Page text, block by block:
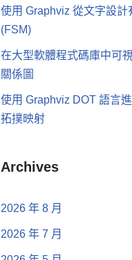
使用 Graphviz 從文字設計
(FSM)
在大型軟體程式碼庫中可
關係圖
使用 Graphviz DOT 語言
拓撲映射
Archives
2026 年 8 月
2026 年 7 月